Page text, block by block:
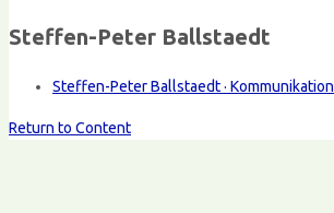
Steffen-Peter Ballstaedt
Steffen-Peter Ballstaedt · Kommunikation
Return to Content